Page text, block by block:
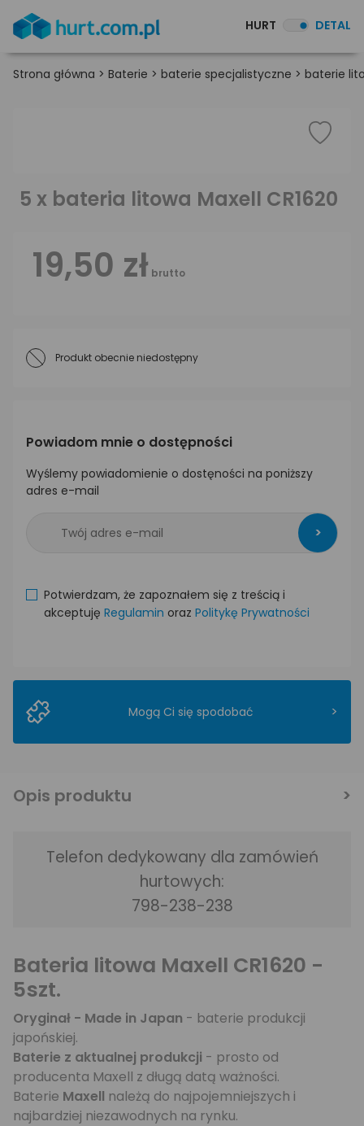
HURT DETAL
Strona główna > Baterie > baterie specjalistyczne > baterie
5 x bateria litowa Maxell CR1620
19,50 zł brutto
Produkt obecnie niedostępny
Powiadom mnie o dostępności
Wyślemy powiadomienie o dostęności na poniższy
adres e-mail
>
Potwierdzam, że zapoznałem się z treścią i
akceptuję Regulamin oraz Politykę Prywatności
Mogą Ci się spodobać >
Opis produktu
Telefon dedykowany dla zamówień
hurtowych:
798-238-238
Bateria litowa Maxell CR1620 -
5szt.
Oryginał - Made in Japan - baterie produkcji
japońskiej.
Baterie z aktualnej produkcji - prosto od
producenta Maxell z długą datą ważności.
Baterie Maxell należą do najpojemniejszych i
najbardziej niezawodnych na rynku.